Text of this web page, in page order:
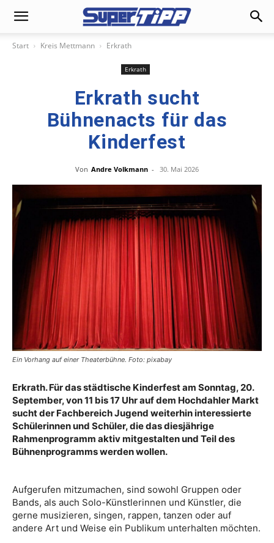
Start Kreis Mettmann Erkrath
Erkrath
Erkrath sucht
Bühnenacts für das
Kinderfest
Von Andre Volkmann - 30. Mai 2026
Ein Vorhang auf einer Theaterbühne. Foto: pixabay
Erkrath. Für das städtische Kinderfest am Sonntag, 20.
September, von 11 bis 17 Uhr auf dem Hochdahler Markt
sucht der Fachbereich Jugend weiterhin interessierte
Schülerinnen und Schüler, die das diesjährige
Rahmenprogramm aktiv mitgestalten und Teil des
Bühnenprogramms werden wollen.
Aufgerufen mitzumachen, sind sowohl Gruppen oder
Bands, als auch Solo-Künstlerinnen und Künstler, die
gerne musizieren, singen, rappen, tanzen oder auf
andere Art und Weise ein Publikum unterhalten möchten.